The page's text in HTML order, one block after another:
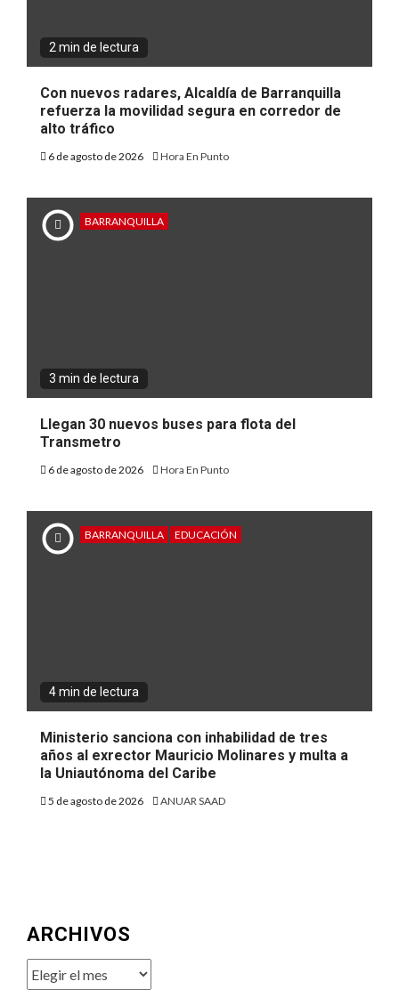
2 min de lectura
Con nuevos radares, Alcaldía de Barranquilla
refuerza la movilidad segura en corredor de
alto tráfico
6 de agosto de 2026 Hora En Punto
BARRANQUILLA
3 min de lectura
Llegan 30 nuevos buses para flota del
Transmetro
6 de agosto de 2026 Hora En Punto
BARRANQUILLA EDUCACIÓN
4 min de lectura
Ministerio sanciona con inhabilidad de tres
años al exrector Mauricio Molinares y multa a
la Uniautónoma del Caribe
5 de agosto de 2026 ANUAR SAAD
ARCHIVOS
Archivos